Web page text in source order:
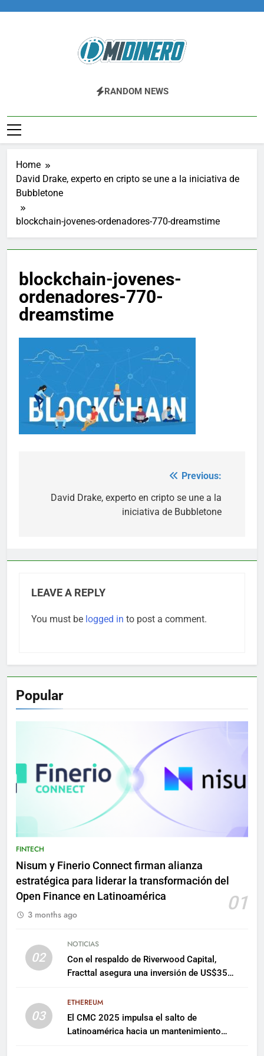
Midinero.co
Fintech, Criptomonedas
RANDOM NEWS
Home
David Drake, experto en cripto se une a la iniciativa de
Bubbletone
blockchain-jovenes-ordenadores-770-dreamstime
blockchain-jovenes-
ordenadores-770-
dreamstime
navigation
Previous:
David Drake, experto en cripto se une a la
iniciativa de Bubbletone
LEAVE A REPLY
You must be logged in to post a comment.
Popular
FINTECH
Nisum y Finerio Connect firman alianza
estratégica para liderar la transformación del
Open Finance en Latinoamérica
01
3 months ago
02
NOTICIAS
Con el respaldo de Riverwood Capital,
Fracttal asegura una inversión de US$35
03
ETHEREUM
El CMC 2025 impulsa el salto de
Latinoamérica hacia un mantenimiento